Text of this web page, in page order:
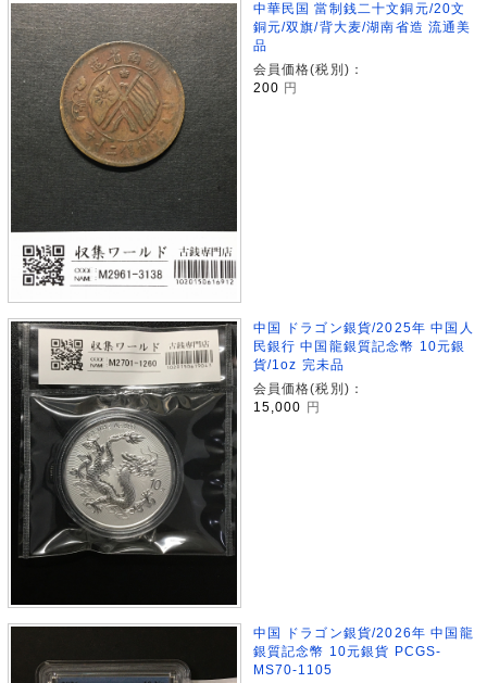
中華民国 當制銭二十文銅元/20文
銅元/双旗/背大麦/湖南省造 流通美
品
会員価格(税別)：
200 円
中国 ドラゴン銀貨/2025年 中国人
民銀行 中国龍銀質記念幣 10元銀
貨/1oz 完未品
会員価格(税別)：
15,000 円
中国 ドラゴン銀貨/2026年 中国龍
銀質記念幣 10元銀貨 PCGS-
MS70-1105